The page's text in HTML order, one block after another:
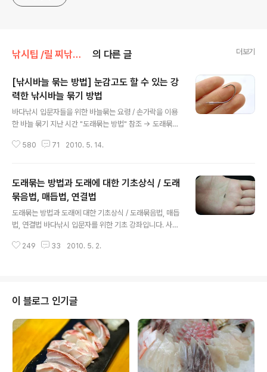
낚시팁 /릴 찌낚시 기초 의 다른 글 더보기
[낚시바늘 묶는 방법] 눈감고도 할 수 있는 강
력한 낚시바늘 묶기 방법
바다낚시 입문자들을 위한 바늘묶는 요령 / 손가락을 이용
한 바늘 묶기 지난 시간 "도래묶는 방법" 참조 -> 도래묶는
에 대해서 알아봤는데요~ 오늘은 바늘묶기에 대해 알아보
입문하시는 분들이 가장 까다롭게 여기는 바늘 묶는 방법!
그 방법도 다양하지만 제가 주로 사용하는 방법은 낚시인
김재원 프로님(일명 닥터 K)께서 자주 사용하는 방법으로
손가락을 이용해서 바늘을 묶는 방법을 소개해 드리겠습니
다. 뭐 이미 아시는 분들도 계시지만 바다낚시 입문자들이
이 방법을 한번 익혀두신다면 밝은 대낮은 물론 한치 앞도
580 71 2010. 5. 14.
도래묶는 방법과 도래에 대한 기초상식 / 도래
묶음법, 매듭법, 연결법
도래묶는 방법과 도래에 대한 기초상식 / 도래묶음법, 매듭
법, 연결법 바다낚시 입문자를 위한 기초 강좌입니다. 사실
요 ^^; 낚시를 하는 분들이라면 누구나 알지만 이제 입문하
셨다가 잘 써먹으시기 바랍니다. 우선 도래묶는 방법은 다
양한 방법이 있지만 제 개인적으로 선호하는 방법은 따로
있습니다. 낚시인 김문수 선생님이 주로 사용하시는 매듭
법인데요. 동영상으로 한번 찍어봤습니다. 참고하시기 바
랍니다. 1. 원줄을 도래에 통과시키고 나오는 원줄을 또다
시 도래에 통과시킵니다. 두번 통과시키..
249 33 2010. 5. 2.
이 블로그 인기글